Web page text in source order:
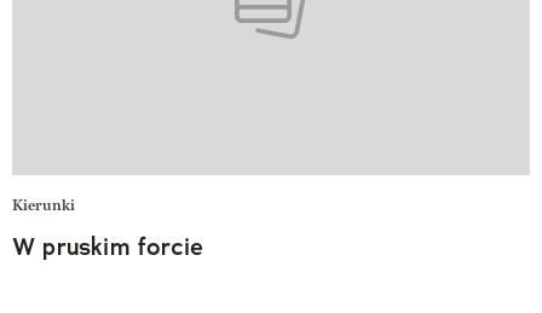
Kierunki
W pruskim forcie